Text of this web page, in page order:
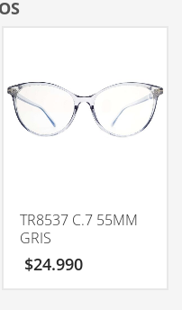
TR8537 C.7 55MM
GRIS
$24.990